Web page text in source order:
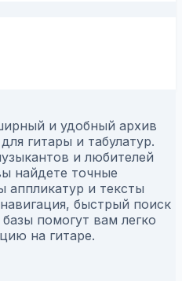
и удобный архив
гитары и табулатур.
и любителей
найдете точные
аппликатур и тексты
быстрый поиск
помогут вам легко
на гитаре.